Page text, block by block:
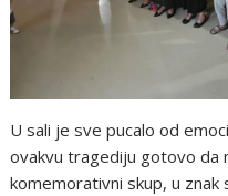
U sali je sve pucalo od
ovakvu tragediju gotovo da
komemorativni skup, u znak